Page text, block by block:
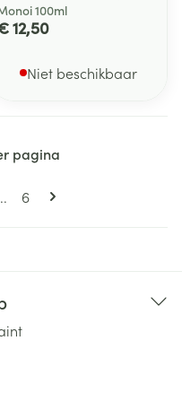
100ml
12,50
Niet beschikbaar
pagina
Pagina
6
pagina